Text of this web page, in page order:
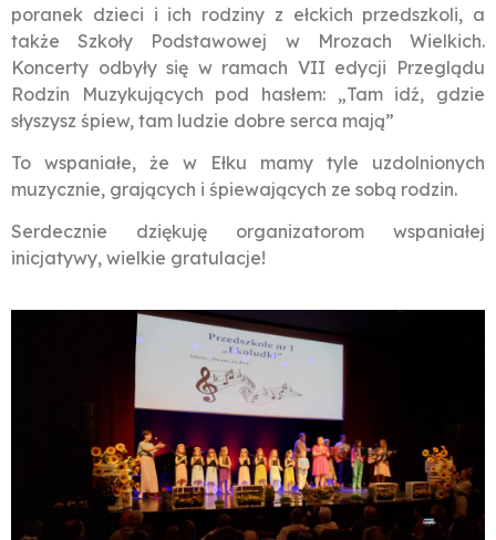
poranek dzieci i ich rodziny z ełckich przedszkoli, a
także Szkoły Podstawowej w Mrozach Wielkich.
Koncerty odbyły się w ramach VII edycji Przeglądu
Rodzin Muzykujących pod hasłem: „Tam idź, gdzie
słyszysz śpiew, tam ludzie dobre serca mają”
To wspaniałe, że w Ełku mamy tyle uzdolnionych
muzycznie, grających i śpiewających ze sobą rodzin.
Serdecznie dziękuję organizatorom wspaniałej
inicjatywy, wielkie gratulacje!